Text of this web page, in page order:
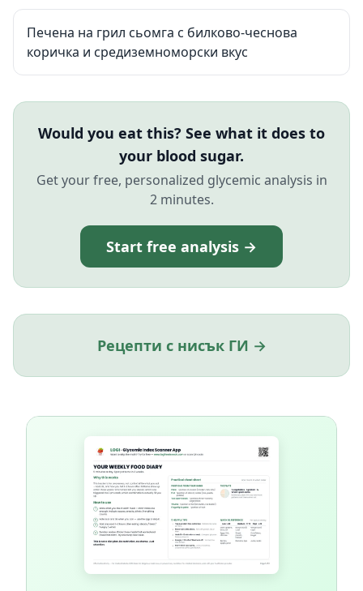
Печена на грил сьомга с билково-чеснова
коричка и средиземноморски вкус
Would you eat this? See what it does to
your blood sugar.
Get your free, personalized glycemic analysis in
2 minutes.
Start free analysis →
Рецепти с нисък ГИ →